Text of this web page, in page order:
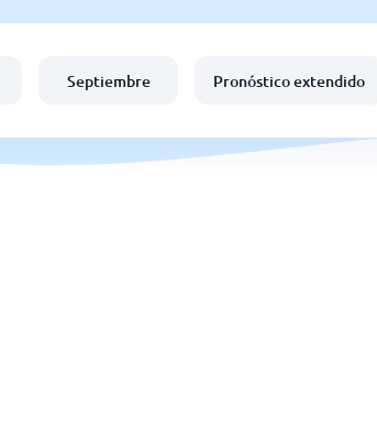
Septiembre Pronóstico extendido